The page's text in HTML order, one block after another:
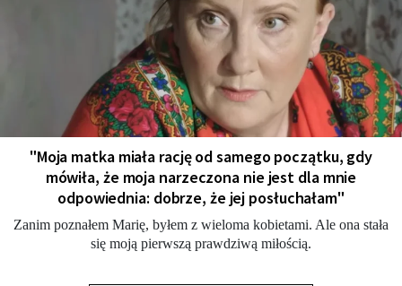
"Moja matka miała rację od samego początku, gdy
mówiła, że moja narzeczona nie jest dla mnie
odpowiednia: dobrze, że jej posłuchałam"
Zanim poznałem Marię, byłem z wieloma kobietami. Ale ona stała
się moją pierwszą prawdziwą miłością.